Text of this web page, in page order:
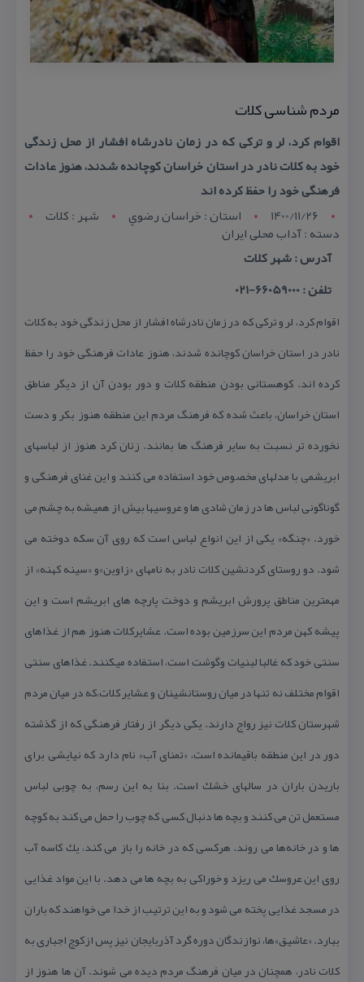
مردم شناسی كلات
اقوام كرد، لر و تركی كه در زمان نادرشاه افشار از محل زندگی
خود به كلات نادر در استان خراسان كوچانده شدند، هنوز عادات
فرهنگی خود را حفظ كرده اند
1400/11/26
استان : خراسان رضوي شهر : کلات
دسته : آداب محلی ایران
آدرس : شهر كلات
تلفن : 66059000-021
اقوام كرد، لر و تركی كه در زمان نادرشاه افشار از محل زندگی خود به كلات
نادر در استان خراسان كوچانده شدند، هنوز عادات فرهنگی خود را حفظ
كرده اند. كوهستانی بودن منطقه كلات و دور بودن آن از دیگر مناطق
استان خراسان، باعث شده كه فرهنگ مردم این منطقه هنوز بكر و دست
نخورده تر نسبت به سایر فرهنگ ها بمانند. زنان كرد هنوز از لباسهای
ابریشمی با مدلهای مخصوص خود استفاده می كنند و این غنای فرهنگی و
گوناگونی لباس ها در زمان شادی ها و عروسیها بیش از همیشه به چشم می
خورد. «چنگه» یكی از این انواع لباس است كه روی آن سكه دوخته می
شود. دو روستای كردنشین كلات نادر به نامهای «زاوین»‌و «سینه كهنه» از
مهمترین مناطق پرورش ابریشم و دوخت پارچه های ابریشم است و این
پیشه كهن مردم این سرزمین بوده است. عشایركلات هنوز هم از غذاهای
سنتی خود كه غالبا لبنیات وگوشت است، استفاده میكنند. غذاهای سنتی
اقوام مختلف نه تنها در میان روستانشینان و عشایر كلات،كه در میان مردم
شهرستان كلات نیز رواج دارند. یكی دیگر از رفتار فرهنگی كه از گذشته
دور در این منطقه باقیمانده است، «تمنای آب» نام دارد كه نیایشی برای
باریدن باران در سالهای خشك است. بنا به این رسم، به چوبی لباس
مستعمل تن می كنند و بچه ها دنبال كسی كه چوب را حمل می كند به كوچه
ها و در خانه‌ها می روند. هركسی كه در خانه را باز می كند، یك كاسه آب
روی این عروسك می ریزد و خوراكی به بچه ها می دهد. با این مواد غذایی
در مسجد غذایی پخته می شود و به این ترتیب از خدا می خواهند كه باران
ببارد. «عاشیق»‌ها، نوازندگان دوره گرد آذربایجان نیز پس ازكوچ اجباری به
كلات نادر، همچنان در میان فرهنگ مردم دیده می شوند. آن ها هنوز از